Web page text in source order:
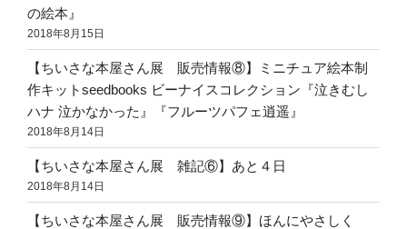
の絵本』
2018年8月15日
【ちいさな本屋さん展 販売情報⑧】ミニチュア絵本制
作キットseedbooks ビーナイスコレクション『泣きむし
ハナ 泣かなかった』『フルーツパフェ逍遥』
2018年8月14日
【ちいさな本屋さん展 雑記⑥】あと４日
2018年8月14日
【ちいさな本屋さん展 販売情報⑨】ほんにやさしく